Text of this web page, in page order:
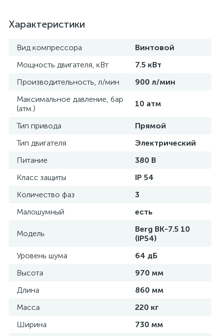
Характеристики
Вид компрессора
Винтовой
Мощность двигателя, кВт
7.5 кВт
Производительность, л/мин
900 л/мин
Максимальное давление, бар
(атм.)
10 атм
Тип привода
Прямой
Тип двигателя
Электрический
Питание
380 В
Класс защиты
IP 54
Количество фаз
3
Малошумный
есть
Модель
Berg ВК-7.5 10
(IP54)
Уровень шума
64 дБ
Высота
970 мм
Длина
860 мм
Масса
220 кг
Ширина
730 мм